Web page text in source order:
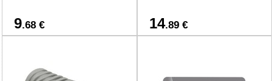
9.68 € 14.89 €